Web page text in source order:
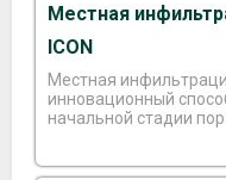
Местная
ICON
Местная
инновационный
начальной стадии